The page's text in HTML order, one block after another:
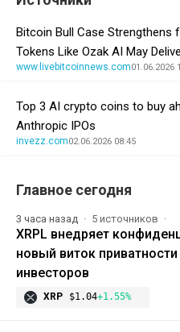
Bitcoin Bull Case Strengthens
Tokens Like Ozak AI May
www.livebitcoinnews.com01.06.2026
Top 3 AI crypto coins to buy
Anthropic IPOs
invezz.com02.06.2026 08:45
Главное сегодня
3 часа назад 5 источников
XRPL внедряет
новый виток
инвесторов
XRP $1.04+1.55%